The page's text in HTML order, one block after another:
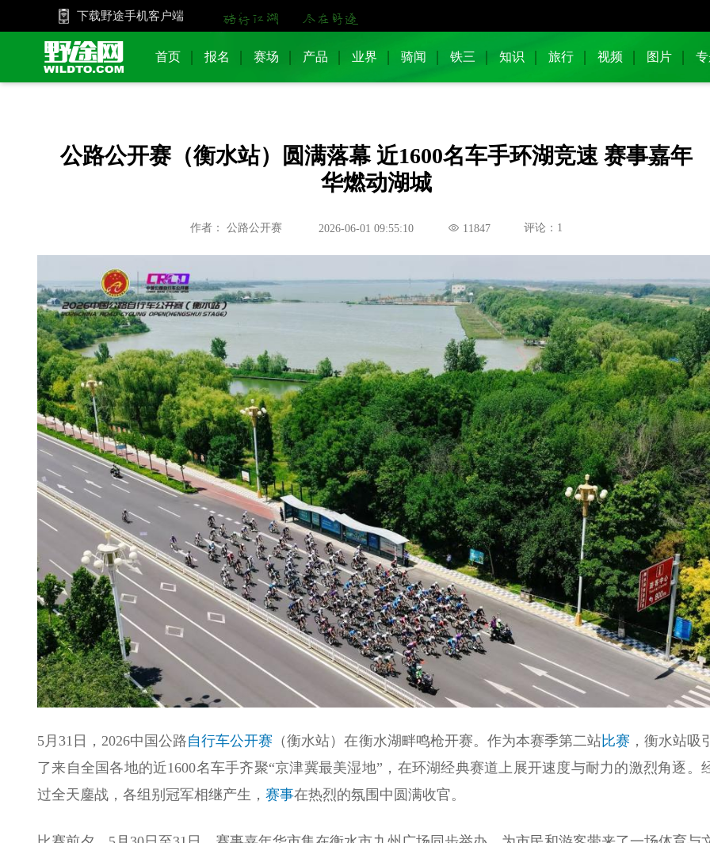
下载野途手机客户端
首页 报名 赛场 产品 业界 骑闻 铁三 知识 旅行 视频 图片
公路公开赛（衡水站）圆满落幕 近1600名车手环湖竞速 赛事嘉年
华燃动湖城
作者： 公路公开赛 2026-06-01 09:55:10 11847 评论：1
5月31日，2026中国公路自行车公开赛 （衡水站）在衡水湖畔鸣枪开赛。作为本赛季第二站比赛 ，衡水站吸
了来自全国各地的近1600名车手齐聚“京津冀最美湿地”，在环湖经典赛道上展开速度与耐力的激烈角逐。
过全天鏖战，各组别冠军相继产生， 赛事在热烈的氛围中圆满收官。